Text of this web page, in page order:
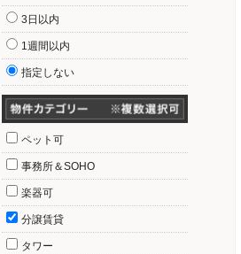
3日以内
1週間以内
指定しない
ペット可
事務所＆SOHO
楽器可
分譲賃貸
タワー